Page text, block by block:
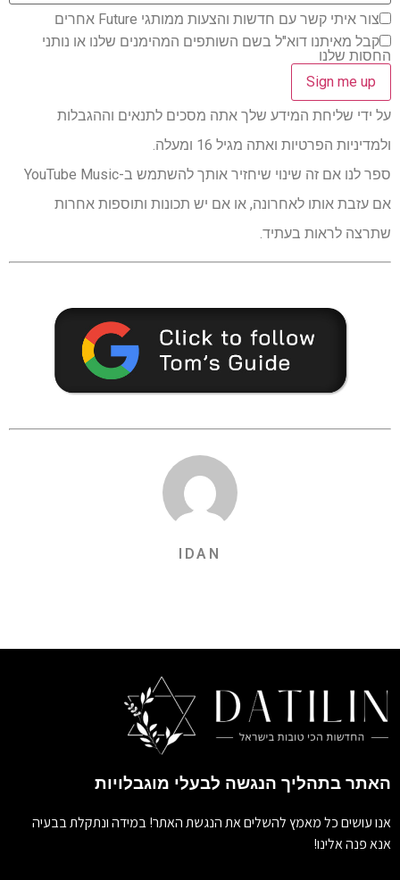
צור איתי קשר עם חדשות והצעות ממותגי Future אחרים
קבל מאיתנו דוא"ל בשם השותפים המהימנים שלנו או נותני
החסות שלנו
על ידי שליחת המידע שלך אתה מסכים לתנאים וההגבלות
ולמדיניות הפרטיות ואתה מגיל 16 ומעלה.
ספר לנו אם זה שינוי שיחזיר אותך להשתמש ב-YouTube Music
אם עזבת אותו לאחרונה, או אם יש תכונות ותוספות אחרות
שתרצה לראות בעתיד.
IDAN
האתר בתהליך הנגשה לבעלי מוגבלויות
אנו עושים כל מאמץ להשלים את הנגשת האתר! במידה ונתקלת בבעיה
אנא פנה אלינו!